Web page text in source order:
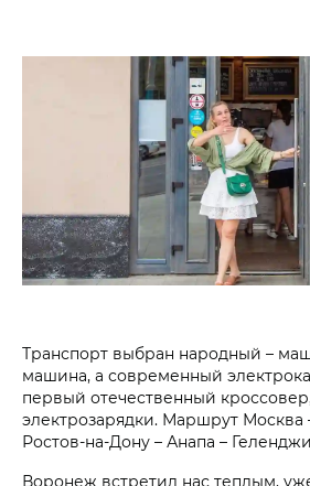
Транспорт выбран народный –
машина, а современный
первый отечественный
электрозарядки. Маршрут Москва
Ростов-на-Дону – Анапа –
Воронеж встретил нас теплым,